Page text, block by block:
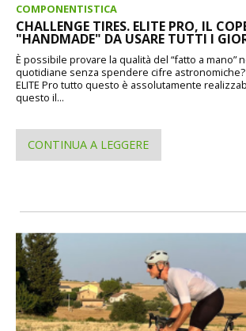
COMPONENTISTICA
CHALLENGE TIRES. ELITE PRO, IL
"HANDMADE" DA USARE TUTTI I
È possibile provare la qualità del “fatto a mano”
quotidiane senza spendere cifre astronomiche?
ELITE Pro tutto questo è assolutamente
questo il...
CONTINUA A LEGGERE